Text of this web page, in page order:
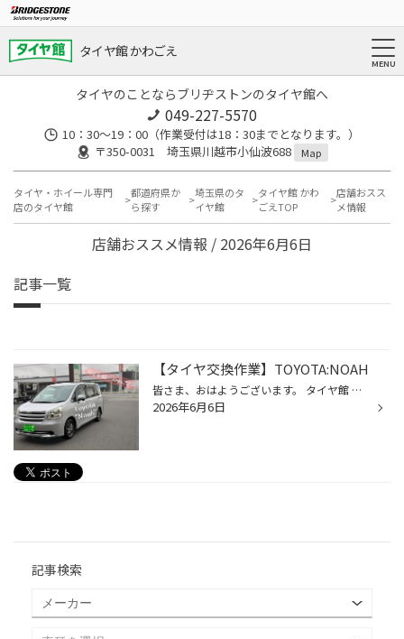
タイヤ館 かわごえ
タイヤのことならブリヂストンのタイヤ館へ
049-227-5570
10：30～19：00（作業受付は18：30までとなります。）
〒350-0031 埼玉県川越市小仙波688
Map
タイヤ・ホイール専門
店のタイヤ館
都道府県か
ら探す
埼玉県のタ
イヤ館
タイヤ館 かわ
ごえTOP
店舗おスス
メ情報
店舗おススメ情報 / 2026年6月6日
記事一覧
【タイヤ交換作業】TOYOTA:NOAH
皆さま、おはようございます。 タイヤ館 かわごえ店です。 【タイヤ交換車輛】TOYOTA：NOAH 【取付タイヤ】SEIBERLING SL101 【信頼のブリヂストン製 コストパフォーマンスタイヤ】 コストパフォーマンスに優れたベーシック・コンフォートラジアル コストパフォーマンス重視の方におすすめするタイ...
2026年6月6日
記事検索